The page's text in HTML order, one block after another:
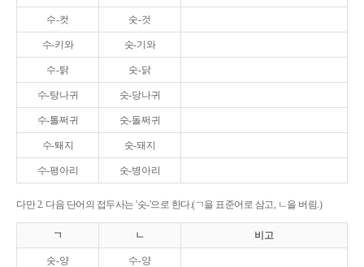
수-컷 숫-것
수-키와 숫-기와
수-탉 숫-닭
수-탕나귀 숫-당나귀
수-톨쩌귀 숫-돌쩌귀
수-퇘지 숫-돼지
수-평아리 숫-병아리
다만 2. 다음 단어의 접두사는 '숫-'으로 한다.(ㄱ을 표준어로 삼고, ㄴ을 버림.)
ㄱ ㄴ 비고
숫-양 수-양